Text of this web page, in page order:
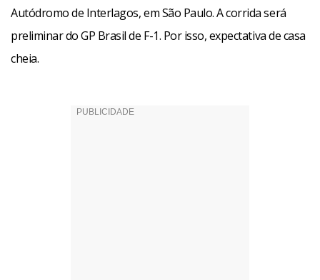
Autódromo de Interlagos, em São Paulo. A corrida será
preliminar do GP Brasil de F-1. Por isso, expectativa de casa
cheia.